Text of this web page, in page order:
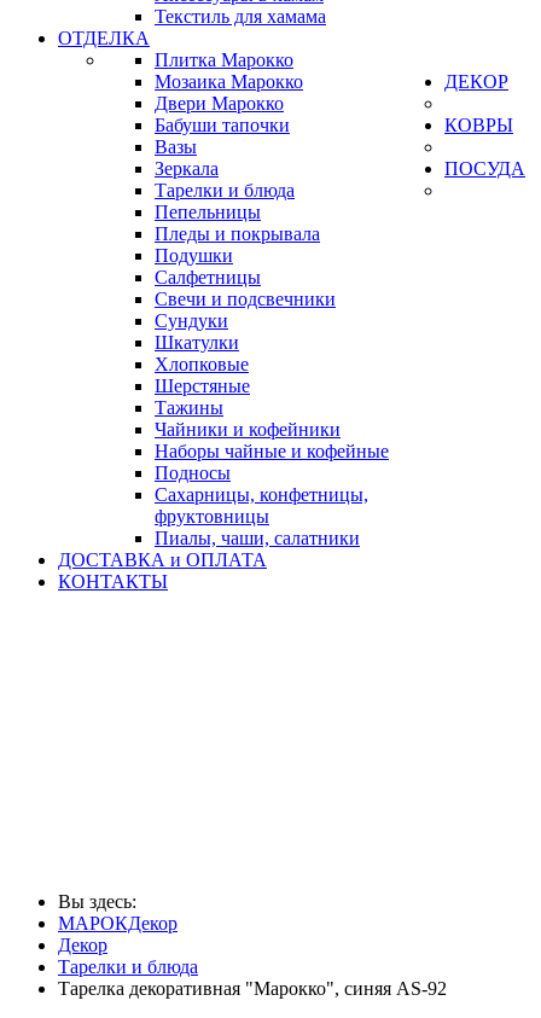
Текстиль для хамама
ОТДЕЛКА
Плитка Марокко
Мозаика Марокко
Двери Марокко
ДЕКОР
Бабуши тапочки
Вазы
Зеркала
Тарелки и блюда
Пепельницы
Пледы и покрывала
Подушки
Салфетницы
Свечи и подсвечники
Сундуки
Шкатулки
КОВРЫ
Хлопковые
Шерстяные
ПОСУДА
Тажины
Чайники и кофейники
Наборы чайные и кофейные
Подносы
Сахарницы, конфетницы,
фруктовницы
Пиалы, чаши, салатники
ДОСТАВКА и ОПЛАТА
КОНТАКТЫ
Вы здесь:
МАРОКДекор
Декор
Тарелки и блюда
Тарелка декоративная "Марокко", синяя AS-92